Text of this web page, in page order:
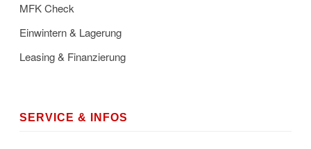
MFK Check
Einwintern & Lagerung
Leasing & Finanzierung
SERVICE & INFOS